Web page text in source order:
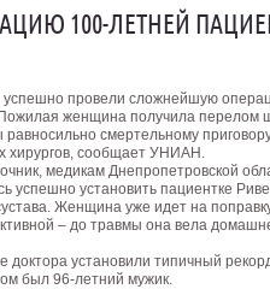
100-ЛЕТНЕЙ
успешно провели сложнейшую
женщина получила перелом
смертельному
хирургов, сообщает УНИАН.
медикам Днепропетровской
успешно установить пациентке
Женщина уже идет на
– до травмы она вела
доктора установили типичный
был 96-летний мужик.